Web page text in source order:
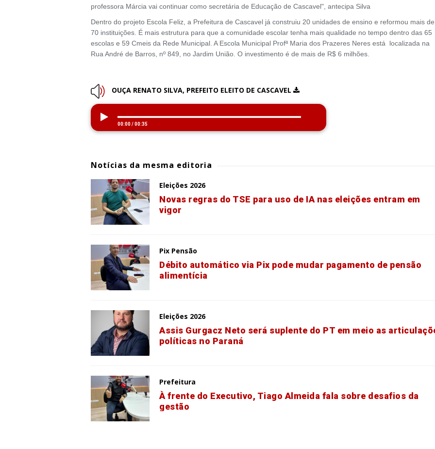
professora Márcia vai continuar como secretária de Educação de Cascavel", antecipa Silva
Dentro do projeto Escola Feliz, a Prefeitura de Cascavel já construiu 20 unidades de ensino e reformou mais de
70 instituições. É mais estrutura para que a comunidade escolar tenha mais qualidade no tempo dentro das 65
escolas e 59 Cmeis da Rede Municipal. A Escola Municipal Profª Maria dos Prazeres Neres está localizada na
Rua André de Barros, nº 849, no Jardim União. O investimento é de mais de R$ 6 milhões.
OUÇA RENATO SILVA, PREFEITO ELEITO DE CASCAVEL
00:00/00:35
Notícias da mesma editoria
Eleições 2026
Novas regras do TSE para uso de IA nas eleições entram em
vigor
Pix Pensão
Débito automático via Pix pode mudar pagamento de pensão
alimentícia
Eleições 2026
Assis Gurgacz Neto será suplente do PT em meio as
políticas no Paraná
Prefeitura
À frente do Executivo, Tiago Almeida fala sobre desafios da
gestão